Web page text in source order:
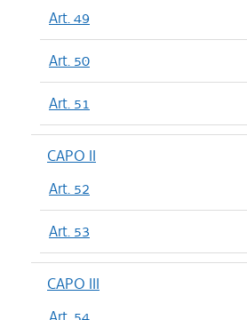
Art. 49
Art. 50
Art. 51
CAPO II
Art. 52
Art. 53
CAPO III